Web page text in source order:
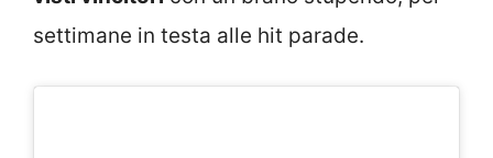
settimane in testa alle hit parade.